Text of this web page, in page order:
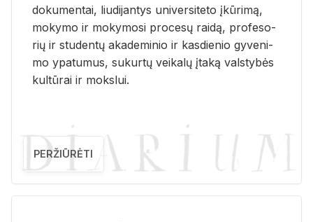
do­ku­men­tai, liu­di­jan­tys uni­ver­si­te­to įkū­ri­mą,
mo­ky­mo ir mo­ky­mo­si pro­ce­sų rai­dą, pro­fe­so­
rių ir stu­den­tų aka­de­mi­nio ir kas­die­nio gy­ve­ni­
mo ypa­tu­mus, su­kur­tų vei­ka­lų įta­ką vals­ty­bės
kul­tū­rai ir moks­lui.
PERŽIŪRĖTI